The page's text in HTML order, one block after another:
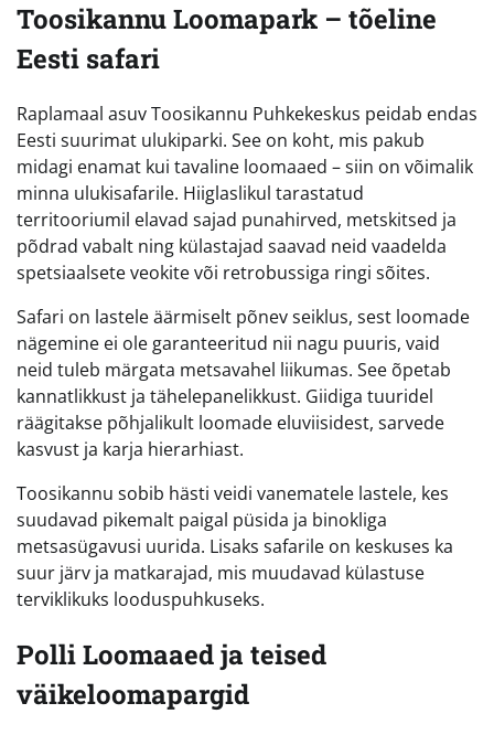
Toosikannu Loomapark – tõeline
Eesti safari
Raplamaal asuv Toosikannu Puhkekeskus peidab endas
Eesti suurimat ulukiparki. See on koht, mis pakub
midagi enamat kui tavaline loomaaed – siin on võimalik
minna ulukisafarile. Hiiglaslikul tarastatud
territooriumil elavad sajad punahirved, metskitsed ja
põdrad vabalt ning külastajad saavad neid vaadelda
spetsiaalsete veokite või retrobussiga ringi sõites.
Safari on lastele äärmiselt põnev seiklus, sest loomade
nägemine ei ole garanteeritud nii nagu puuris, vaid
neid tuleb märgata metsavahel liikumas. See õpetab
kannatlikkust ja tähelepanelikkust. Giidiga tuuridel
räägitakse põhjalikult loomade eluviisidest, sarvede
kasvust ja karja hierarhiast.
Toosikannu sobib hästi veidi vanematele lastele, kes
suudavad pikemalt paigal püsida ja binokliga
metsasügavusi uurida. Lisaks safarile on keskuses ka
suur järv ja matkarajad, mis muudavad külastuse
terviklikuks looduspuhkuseks.
Polli Loomaaed ja teised
väikeloomapargid